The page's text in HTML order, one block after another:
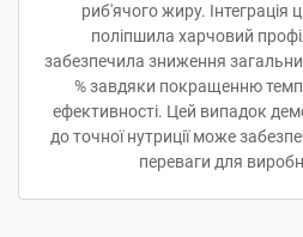
риб'ячого жиру. Інтеграція
поліпшила харчовий
забезпечила зниження
% завдяки покращенню
ефективності. Цей випадок
до точної нутриції може
переваги для